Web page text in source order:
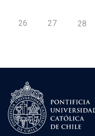
26 27 28